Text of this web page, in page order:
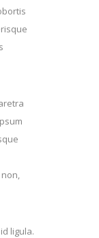
ligula.